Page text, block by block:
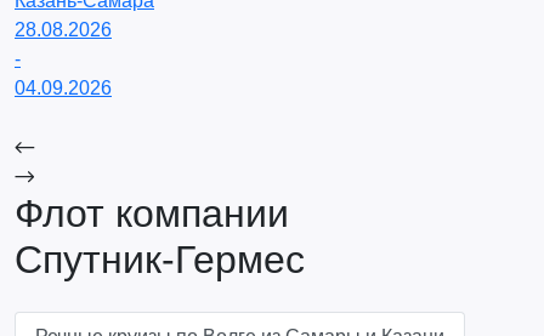
28.08.2026
-
04.09.2026
Флот компании
Спутник-Гермес